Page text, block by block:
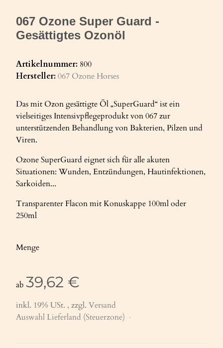
067 Ozone Super Guard -
Gesättigtes Ozonöl
Artikelnummer: 800
Hersteller: 067 Ozone Horses
Das mit Ozon gesättigte Öl „SuperGuard“ ist ein
vielseitiges Intensivpflegeprodukt von 067 zur
unterstützenden Behandlung von Bakterien, Pilzen und
Viren.
Ozone SuperGuard eignet sich für alle akuten
Situationen: Wunden, Entzündungen, Hautinfektionen,
Sarkoiden...
Transparenter Flacon mit Konuskappe 100ml oder
250ml
Menge
ab 39,62 €
inkl. 19% USt. , zzgl. Versand
Auswahl Lieferland (Steuerzone)